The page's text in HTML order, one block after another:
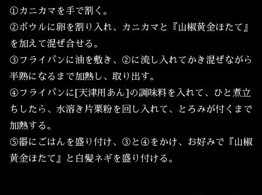
①カニカマを手で割く。
②ボウルに卵を割り入れ、カニカマと『山椒黄金ほたて』
を加えて混ぜ合せる。
③フライパンに油を敷き、②に流し入れてかき混ぜながら
半熟になるまで加熱し、取り出す。
④フライパンに[天津用あん]の調味料を入れて、ひと煮立
ちしたら、水溶き片栗粉を回し入れて、とろみが付くまで
加熱する。
⑤器にごはんを盛り付け、③と④をかけ、お好みで『山椒
黄金ほたて』と白髪ネギを盛り付ける。